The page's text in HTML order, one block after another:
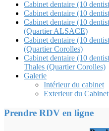
Cabinet dentaire (10
Cabinet dentaire (10
Cabinet dentaire (10
(Quartier ALSACE)
Cabinet dentaire (10
(Quartier Corolles)
Cabinet dentaire (10
Thales (Quartier Corolles)
Galerie
Intérieur du cabinet
Exterieur du Cabinet
Prendre RDV en ligne